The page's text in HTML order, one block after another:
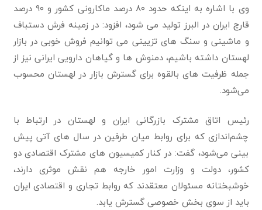
وی با اشاره به اینکه حدود ۸۰ درصد ماکارونی کشور و ۹۰ درصد
قارچ ایران در البرز تولید می شود، افزود: در زمینه فرش دستباف
و ماشینی و سنگ های تزیینی می توانیم فروش خوبی در بازار
لهستان داشته باشیم، دمنوش ها و گیاهان دارویی ایرانی نیز از
جمله ظرفیت های بالقوه برای گسترش بازار در لهستان محسوب
می‌شود.
رئیس اتاق مشترک بازرگانی ایران و لهستان در ارتباط با
‌چشم‌اندازی که برای روابط میان طرفین در سال های آتی پیش
بینی می‌شود، گفت: در کنار کمیسیون های مشترک اقتصادی دو
کشور، دولت و وزارت امور خارجه هم نقش موثری دارند،
خوشبختانه مسئولان معتقدند که روابط تجاری و اقتصادی ایران
باید از سوی بخش خصوصی گسترش یابد.